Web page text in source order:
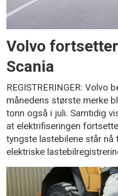
Volvo
Scania
REGISTRERINGER:
månedens største merke
tonn også i juli. Samtidig
at elektrifiseringen
tyngste lastebilene står nå
elektriske